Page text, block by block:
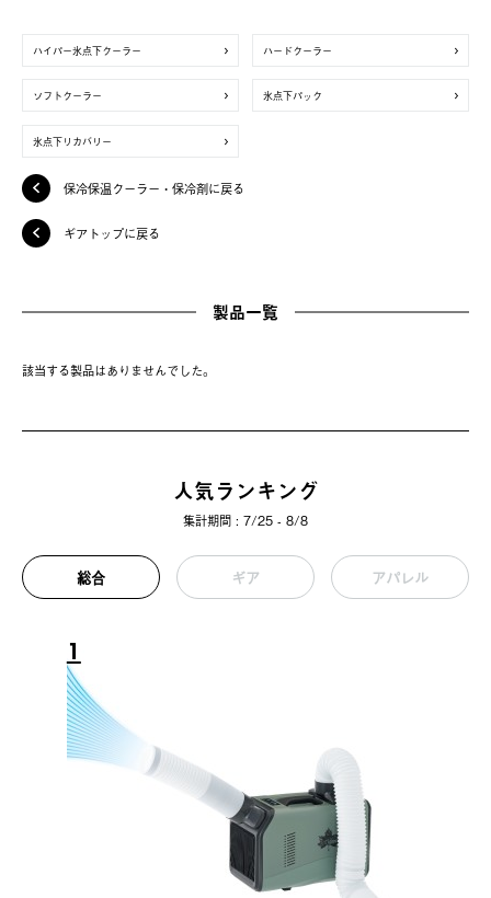
ハイパー氷点下クーラー ハードクーラー
ソフトクーラー 氷点下パック
氷点下リカバリー
保冷保温クーラー・保冷剤に戻る
ギアトップに戻る
製品一覧
該当する製品はありませんでした。
人気ランキング
集計期間 : 7/25 - 8/8
総合 ギア アパレル
1